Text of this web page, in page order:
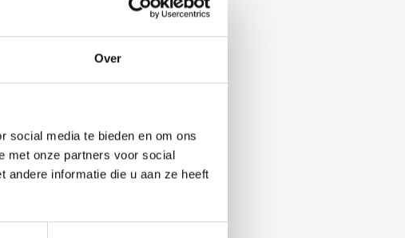
Over
social media te bieden en om ons
met onze partners voor social
andere informatie die u aan ze heeft